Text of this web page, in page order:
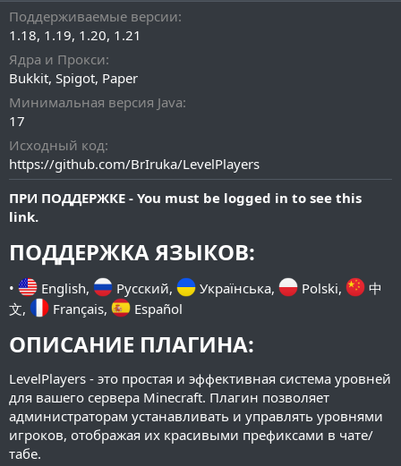
р
с
о
з
д
а
н
и
Поддерживаемые версии
1.18 1.19 1.20 1.21
Ядра и Прокси
Bukkit Spigot Paper
Минимальная версия Java
17
Исходный код
https://github.com/BrIruka/LevelPlayers
ПРИ ПОДДЕРЖКЕ - You must be logged in to see this
link.
ПОДДЕРЖКА ЯЗЫКОВ:​
• English, Русский, Українська, Polski,
中
文,
Français, Español
ОПИСАНИЕ ПЛАГИНА:
LevelPlayers - это простая и эффективная система уровней
для вашего сервера Minecraft. Плагин позволяет
администраторам устанавливать и управлять уровнями
игроков, отображая их красивыми префиксами в чате/
табе.